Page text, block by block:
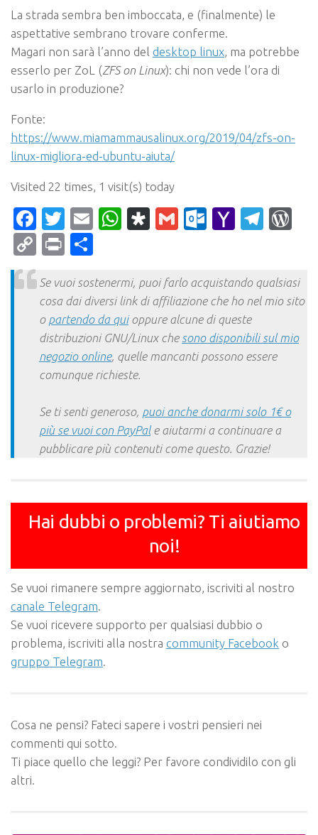
La strada sembra ben imboccata, e (finalmente) le
aspettative sembrano trovare conferme.
Magari non sarà l’anno del desktop linux, ma potrebbe
esserlo per ZoL (ZFS on Linux): chi non vede l’ora di
usarlo in produzione?
Fonte:
https://www.miamammausalinux.org/2019/04/zfs-on-
linux-migliora-ed-ubuntu-aiuta/
Visited 22 times, 1 visit(s) today
Facebook
Twitter
EmailWhatsApp
Diaspora
Gmail Yahoo
CopyPrint
Se vuoi sostenermi, puoi farlo acquistando qualsiasi
cosa dai diversi link di affiliazione che ho nel mio sito
o partendo da quioppure alcune di queste
distribuzioni GNU/Linux che sono disponibili sul mio
negozio online, quelle mancanti possono essere
comunque richieste.
Se ti senti generoso, puoi anche donarmi solo 1€ o
più se vuoi con PayPale aiutarmi a continuare a
pubblicare più contenuti come questo. Grazie!
Hai dubbi o problemi? Ti aiutiamo
noi!
Se vuoi rimanere sempre aggiornato, iscriviti al nostro
canale Telegram.
Se vuoi ricevere supporto per qualsiasi dubbio o
problema, iscriviti alla nostra community Facebook o
gruppo Telegram.
Cosa ne pensi? Fateci sapere i vostri pensieri nei
commenti qui sotto.
Ti piace quello che leggi? Per favore condividilo con gli
altri.